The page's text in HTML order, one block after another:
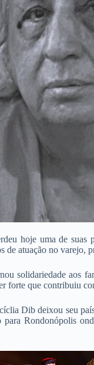
hoje uma de suas
de atuação no varejo,
solidariedade aos
forte que contribuiu
Dib deixou seu
Rondonópolis